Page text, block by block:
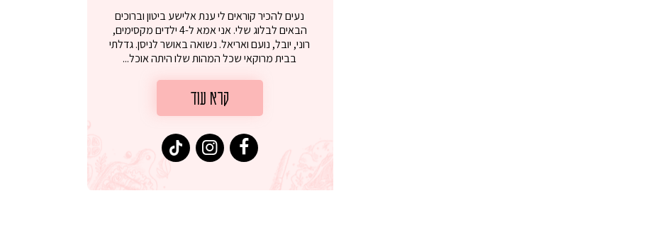
נעים להכיר קוראים לי ענת אלישע ביטון וברוכים
הבאים לבלוג שלי. אני אמא ל-4 ילדים מקסימים,
רוני, יובל, נועם ואריאל. נשואה באושר לניסן. גדלתי
בבית מרוקאי שכל המהות שלו היתה אוכל...
קרא עוד